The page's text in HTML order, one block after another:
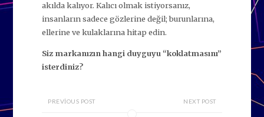
akılda kalıyor. Kalıcı olmak istiyorsanız,
insanların sadece gözlerine değil; burunlarına,
ellerine ve kulaklarına hitap edin.
Siz markanızın hangi duyguyu “koklatmasını”
isterdiniz?
PREVIOUS POST NEXT POST